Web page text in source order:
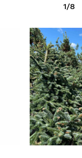
1/8